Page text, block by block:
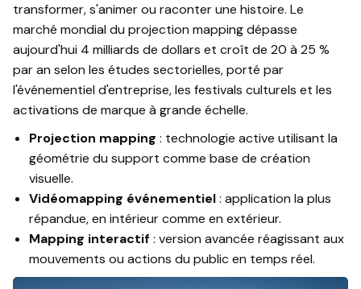
transformer, s'animer ou raconter une histoire. Le
marché mondial du projection mapping dépasse
aujourd'hui 4 milliards de dollars et croît de 20 à 25 %
par an selon les études sectorielles, porté par
l'événementiel d'entreprise, les festivals culturels et les
activations de marque à grande échelle.
Projection mapping : technologie active utilisant la
géométrie du support comme base de création
visuelle.
Vidéomapping événementiel: application la plus
répandue, en intérieur comme en extérieur.
Mapping interactif : version avancée réagissant aux
mouvements ou actions du public en temps réel.